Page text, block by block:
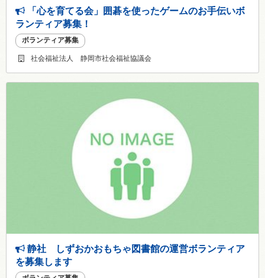
「心を育てる会」囲碁を使ったゲームのお手伝いボ
ランティア募集！
ボランティア募集
社会福祉法人 静岡市社会福祉協議会
静社 しずおかおもちゃ図書館の運営ボランティア
を募集します